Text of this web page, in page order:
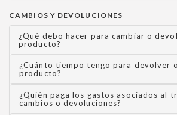
CAMBIOS Y DEVOLUCIONES
¿Qué debo hacer para cambiar o
producto?
¿Cuánto tiempo tengo para devolver
producto?
¿Quién paga los gastos asociados al
cambios o devoluciones?